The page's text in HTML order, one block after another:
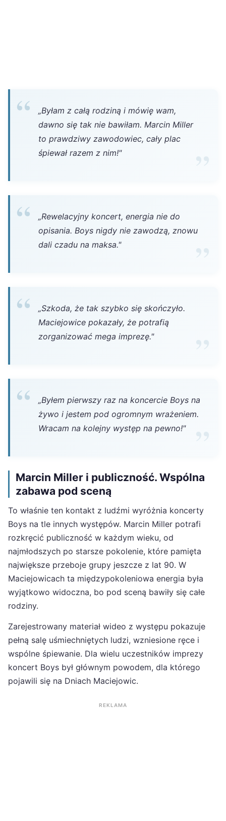
„Byłam z całą rodziną i mówię wam,
dawno się tak nie bawiłam. Marcin Miller
to prawdziwy zawodowiec, cały plac
śpiewał razem z nim!"
„Rewelacyjny koncert, energia nie do
opisania. Boys nigdy nie zawodzą, znowu
dali czadu na maksa."
„Szkoda, że tak szybko się skończyło.
Maciejowice pokazały, że potrafią
zorganizować mega imprezę."
„Byłem pierwszy raz na koncercie Boys na
żywo i jestem pod ogromnym wrażeniem.
Wracam na kolejny występ na pewno!"
Marcin Miller i publiczność. Wspólna
zabawa pod sceną
To właśnie ten kontakt z ludźmi wyróżnia koncerty
Boys na tle innych występów. Marcin Miller potrafi
rozkręcić publiczność w każdym wieku, od
najmłodszych po starsze pokolenie, które pamięta
największe przeboje grupy jeszcze z lat 90. W
Maciejowicach ta międzypokoleniowa energia była
wyjątkowo widoczna, bo pod sceną bawiły się całe
rodziny.
Zarejestrowany materiał wideo z występu pokazuje
pełną salę uśmiechniętych ludzi, wzniesione ręce i
wspólne śpiewanie. Dla wielu uczestników imprezy
koncert Boys był głównym powodem, dla którego
pojawili się na Dniach Maciejowic.
REKLAMA